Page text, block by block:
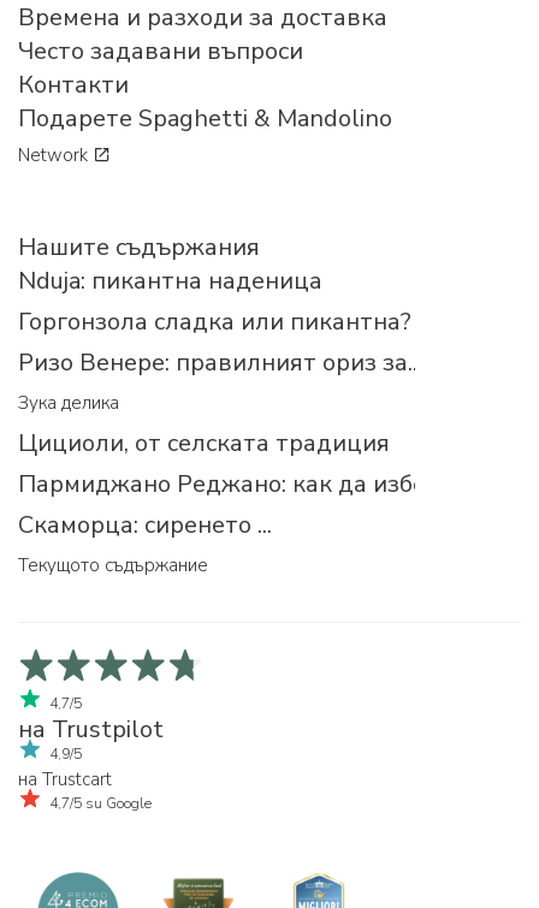
Времена и разходи за доставка
Често задавани въпроси
Контакти
Подарете Spaghetti & Mandolino
Network
Нашите съдържания
Nduja: пикантна наденица
Горгонзола сладка или пикантна?
Ризо Венере: правилният ориз за...
Зука делика
Цициоли, от селската традиция
Пармиджано Реджано: как да изберем
Скаморца: сиренето ...
Текущото съдържание
4,7/5
на Trustpilot
4,9/5
на Trustcart
4,7/5 su Google